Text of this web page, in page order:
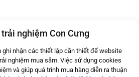
nghiệm Con Cưng
nhận các thiết lập cần thiết để website
nghiệm mua sắm. Việc sử dụng cookies
và giúp quá trình mua hàng diễn ra thuận